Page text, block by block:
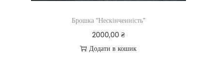
Брошка “Нескінченність”
2000,00 ₴
Додати в кошик